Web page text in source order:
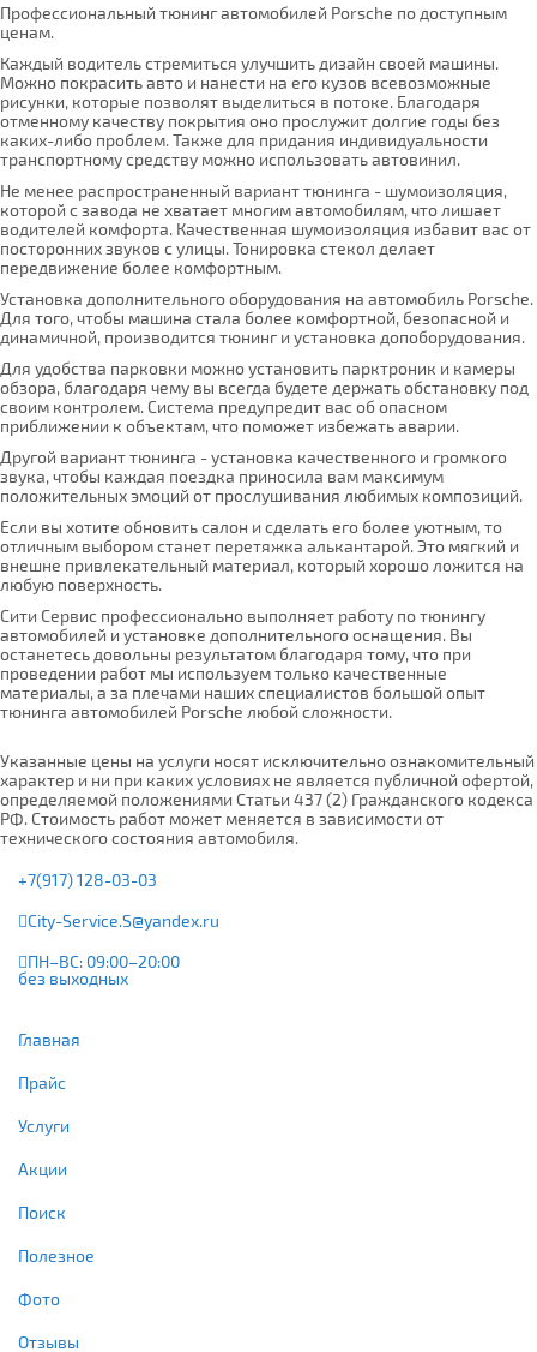
Профессиональный тюнинг автомобилей Porsche по доступным
ценам.
Каждый водитель стремиться улучшить дизайн своей машины.
Можно покрасить авто и нанести на его кузов всевозможные
рисунки, которые позволят выделиться в потоке. Благодаря
отменному качеству покрытия оно прослужит долгие годы без
каких-либо проблем. Также для придания индивидуальности
транспортному средству можно использовать автовинил.
Не менее распространенный вариант тюнинга - шумоизоляция,
которой с завода не хватает многим автомобилям, что лишает
водителей комфорта. Качественная шумоизоляция избавит вас от
посторонних звуков с улицы. Тонировка стекол делает
передвижение более комфортным.
Установка дополнительного оборудования на автомобиль Porsche.
Для того, чтобы машина стала более комфортной, безопасной и
динамичной, производится тюнинг и установка допоборудования.
Для удобства парковки можно установить парктроник и камеры
обзора, благодаря чему вы всегда будете держать обстановку под
своим контролем. Система предупредит вас об опасном
приближении к объектам, что поможет избежать аварии.
Другой вариант тюнинга - установка качественного и громкого
звука, чтобы каждая поездка приносила вам максимум
положительных эмоций от прослушивания любимых композиций.
Если вы хотите обновить салон и сделать его более уютным, то
отличным выбором станет перетяжка алькантарой. Это мягкий и
внешне привлекательный материал, который хорошо ложится на
любую поверхность.
Сити Сервис профессионально выполняет работу по тюнингу
автомобилей и установке дополнительного оснащения. Вы
останетесь довольны результатом благодаря тому, что при
проведении работ мы используем только качественные
материалы, а за плечами наших специалистов большой опыт
тюнинга автомобилей Porsche любой сложности.
Указанные цены на услуги носят исключительно ознакомительный
характер и ни при каких условиях не является публичной офертой,
определяемой положениями Статьи 437 (2) Гражданского кодекса
РФ. Стоимость работ может меняется в зависимости от
технического состояния автомобиля.
+7(917) 128-03-03
City-Service.S@yandex.ru
ПН–ВС: 09:00–20:00
без выходных
Главная
Прайс
Услуги
Акции
Поиск
Полезное
Фото
Отзывы